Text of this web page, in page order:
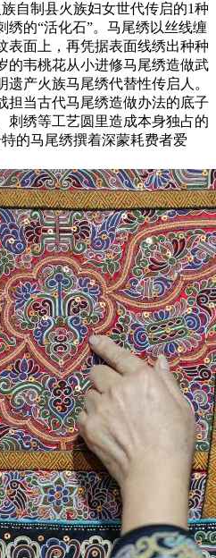
自制县火族妇女世代传启的1种
绣的“活化石”。马尾绣以丝线缠
表面上，再凭据表面线绣出种种
的韦桃花从小进修马尾绣造做武
产火族马尾绣代替性传启人。
担当古代马尾绣造做办法的底子
刺绣等工艺圆里造成本身独占的
的马尾绣撰着深蒙耗费者爱